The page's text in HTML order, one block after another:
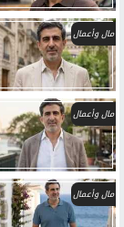
مال وأعمال
مال وأعمال
مال وأعمال